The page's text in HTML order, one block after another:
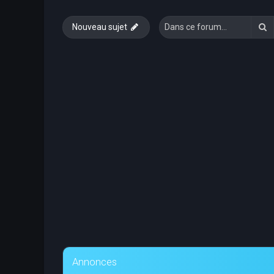
Nouveau sujet
Annonces